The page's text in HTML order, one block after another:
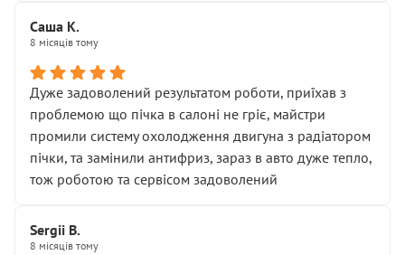
Саша К.
8 місяців тому
Дуже задоволений результатом роботи, приїхав з
проблемою що пічка в салоні не гріє, майстри
промили систему охолодження двигуна з радіатором
пічки, та замінили антифриз, зараз в авто дуже тепло,
тож роботою та сервісом задоволений
Sergii B.
8 місяців тому